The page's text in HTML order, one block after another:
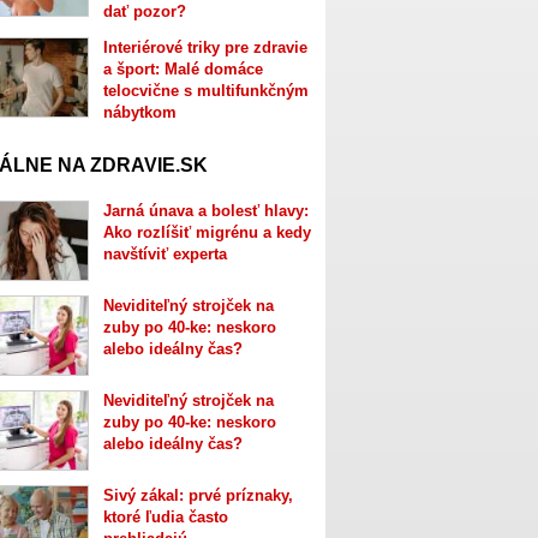
dať pozor?
Interiérové triky pre zdravie
a šport: Malé domáce
telocvične s multifunkčným
nábytkom
NA ZDRAVIE.SK
Jarná únava a bolesť hlavy:
Ako rozlíšiť migrénu a kedy
navštíviť experta
Neviditeľný strojček na
zuby po 40-ke: neskoro
alebo ideálny čas?
Neviditeľný strojček na
zuby po 40-ke: neskoro
alebo ideálny čas?
Sivý zákal: prvé príznaky,
ktoré ľudia často